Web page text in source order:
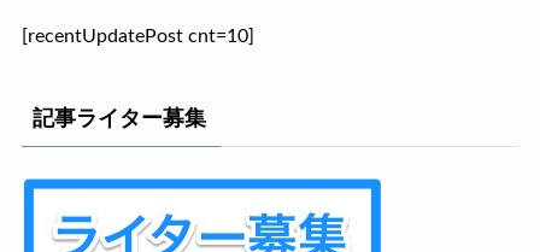
[recentUpdatePost cnt=10]
記事ライター募集